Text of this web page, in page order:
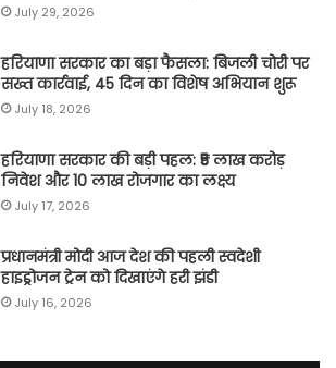
July 29, 2026
हरियाणा सरकार का बड़ा फैसला: बिजली चोरी पर
सख्त कार्रवाई, 45 दिन का विशेष अभियान शुरू
July 18, 2026
हरियाणा सरकार की बड़ी पहल: ₹5 लाख करोड़
निवेश और 10 लाख रोजगार का लक्ष्य
July 17, 2026
प्रधानमंत्री मोदी आज देश की पहली स्वदेशी
हाइड्रोजन ट्रेन को दिखाएंगे हरी झंडी
July 16, 2026